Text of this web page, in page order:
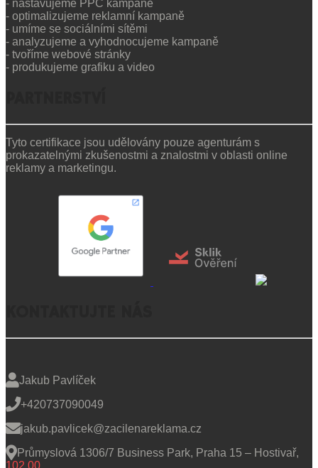
- nastavujeme PPC kampaně​
- optimalizujeme reklamní kampaně​
- umíme se sociálními sítěmi​
- analyzujeme a vyhodnocujeme kampaně​
- tvoříme webové stránky​
- produkujeme grafiku a video
Tyto certifikace jsou udělovány pouze agenturám s
prokazatelnými zkušenostmi a znalostmi v oblasti online
reklamy a marketingu.
Jakub Pavlíček
+420737090049
jakub.pavlicek@zacilenareklama.cz
Průmyslová 1306/7 Business Park, Praha 15 – Hostivař,